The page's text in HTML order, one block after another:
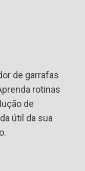
de garrafas
rotinas
de
útil da sua